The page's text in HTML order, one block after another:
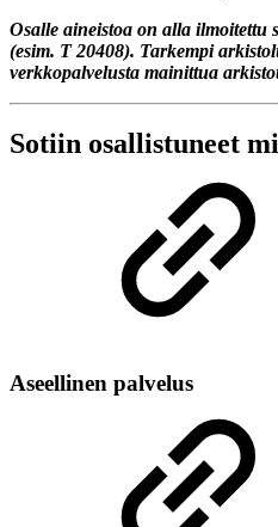
Osalle aineistoa on alla ilmoitettu
(esim. T 20408). Tarkempi
verkkopalvelusta mainittua
Sotiin osallistuneet
Aseellinen palvelus